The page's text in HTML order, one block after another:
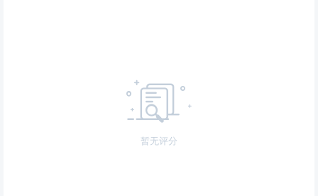
暂无评分